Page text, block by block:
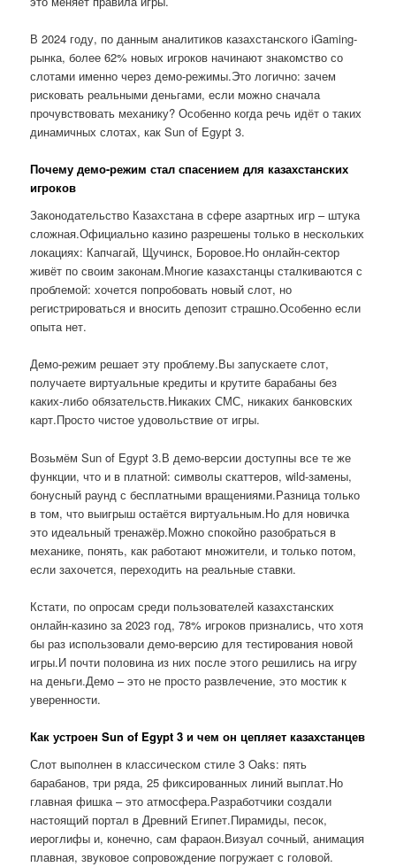
В 2024 году, по данным аналитиков казахстанского iGaming-
рынка, более 62% новых игроков начинают знакомство со
слотами именно через демо-режимы.Это логично: зачем
рисковать реальными деньгами, если можно сначала
прочувствовать механику? Особенно когда речь идёт о таких
динамичных слотах, как Sun of Egypt 3.
Почему демо-режим стал спасением для казахстанских
игроков
Законодательство Казахстана в сфере азартных игр – штука
сложная.Официально казино разрешены только в нескольких
локациях: Капчагай, Щучинск, Боровое.Но онлайн-сектор
живёт по своим законам.Многие казахстанцы сталкиваются с
проблемой: хочется попробовать новый слот, но
регистрироваться и вносить депозит страшно.Особенно если
опыта нет.
Демо-режим решает эту проблему.Вы запускаете слот,
получаете виртуальные кредиты и крутите барабаны без
каких-либо обязательств.Никаких СМС, никаких банковских
карт.Просто чистое удовольствие от игры.
Возьмём Sun of Egypt 3.В демо-версии доступны все те же
функции, что и в платной: символы скаттеров, wild-замены,
бонусный раунд с бесплатными вращениями.Разница только
в том, что выигрыш остаётся виртуальным.Но для новичка
это идеальный тренажёр.Можно спокойно разобраться в
механике, понять, как работают множители, и только потом,
если захочется, переходить на реальные ставки.
Кстати, по опросам среди пользователей казахстанских
онлайн-казино за 2023 год, 78% игроков признались, что хотя
бы раз использовали демо-версию для тестирования новой
игры.И почти половина из них после этого решились на игру
на деньги.Демо – это не просто развлечение, это мостик к
уверенности.
Как устроен Sun of Egypt 3 и чем он цепляет казахстанцев
Слот выполнен в классическом стиле 3 Oaks: пять
барабанов, три ряда, 25 фиксированных линий выплат.Но
главная фишка – это атмосфера.Разработчики создали
настоящий портал в Древний Египет.Пирамиды, песок,
иероглифы и, конечно, сам фараон.Визуал сочный, анимация
плавная, звуковое сопровождение погружает с головой.